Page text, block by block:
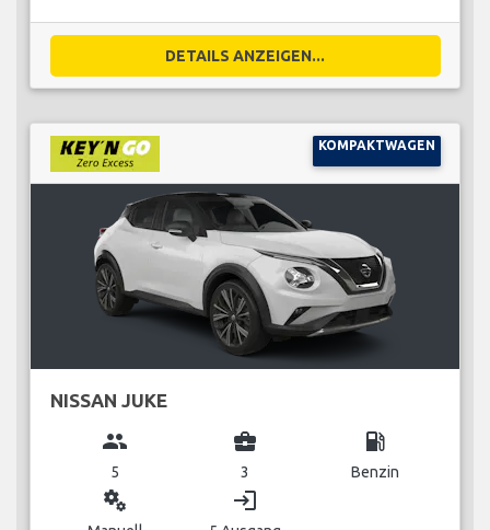
DETAILS ANZEIGEN...
KOMPAKTWAGEN
NISSAN JUKE
group
5
business_center
3
local_gas_station
Benzin
miscellaneous_services login